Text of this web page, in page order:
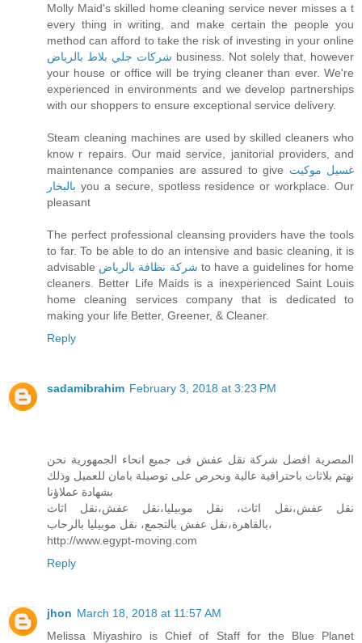
Molly Maid's skilled home cleaning service never misses a t
every thing in writing, and make certain the people you
method can afford to take the risk of investing in your online
شركات جلي بلاط بالرياض business. Not solely that, however
your house or office will be trying cleaner than ever. We're
experienced in environments and we develop partnerships
with our shoppers to ensure exceptional service delivery.
Steam cleaning machines are used by skilled cleaners who
know r repairs. Our maid service, janitorial providers, and
maintenance companies are assured to give غسيل موكيت
بالبخار you a secure, spotless residence or workplace. Our
pleasant
The perfect professional cleansing providers have the tools
to far. To be able to do an intensive and basic cleaning, it is
advisable شركة نظافة بالرياض to have a guidelines for home
cleaners. Better Life Maids is a inexperienced Saint Louis
home cleaning services company that is dedicated to
making your life Better, Greener, & Cleaner.
Reply
sadamibrahim February 3, 2018 at 3:23 PM
المصرية افضل شركة نقل عفش فى جميع انحاء الجمهورية نحن
نهتم بلاثاث باحترافية عالية ونحرص على توصيلة بامان للعميل وذلك
بشهادة عملاؤنا
نقل عفش،نقل اثاث، نقل موبيليا،نقل عفش،نقل اثاث
بالقاهرة،نقل عفش بالتجمع، نقل موبيليا بالرحاب،
http://www.egypt-moving.com
Reply
jhon March 18, 2018 at 11:57 AM
Melissa Miyashiro is Chief of Staff for the Blue Planet